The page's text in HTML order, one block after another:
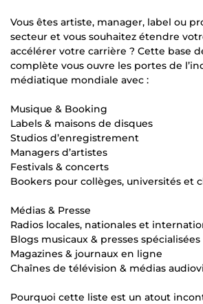
Vous êtes artiste, manager, label ou
secteur et vous souhaitez étendre
accélérer votre carrière ? Cette base
complète vous ouvre les portes de
médiatique mondiale avec :
Musique & Booking
Labels & maisons de disques
Studios d’enregistrement
Managers d’artistes
Festivals & concerts
Bookers pour collèges, universités et
Médias & Presse
Radios locales, nationales et
Blogs musicaux & presses spécialisées
Magazines & journaux en ligne
Chaînes de télévision & médias
Pourquoi cette liste est un atout